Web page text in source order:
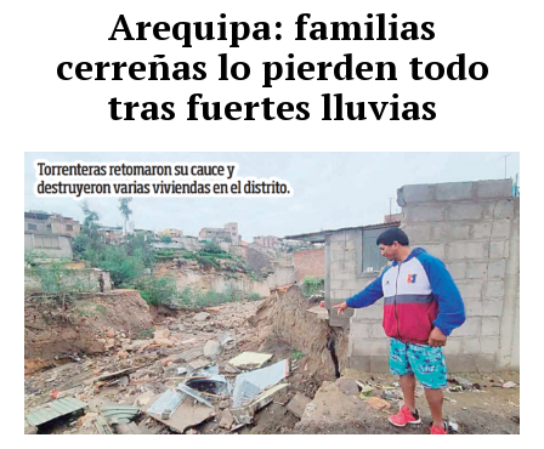
Arequipa: familias
cerreñas lo pierden todo
tras fuertes lluvias